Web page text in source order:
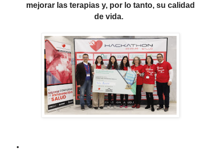
mejorar las terapias y, por lo tanto, su calidad
de vida.